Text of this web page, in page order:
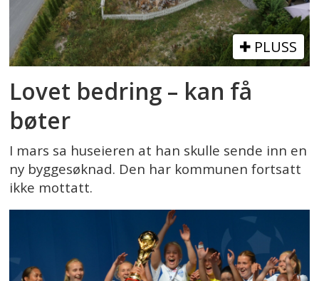
PLUSS
Lovet bedring – kan få
bøter
I mars sa huseieren at han skulle sende inn en
ny byggesøknad. Den har kommunen fortsatt
ikke mottatt.